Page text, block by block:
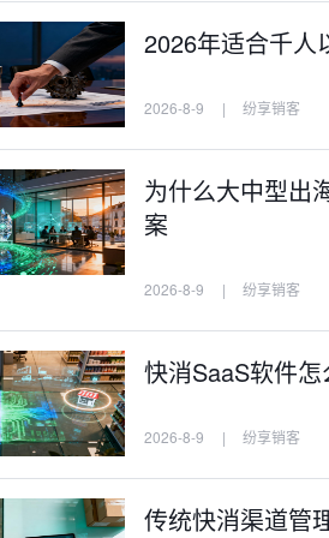
2026年适合千人
2026-8-9 | 纷享销客
为什么大中型出
案
2026-8-9 | 纷享销客
快消SaaS软件
2026-8-9 | 纷享销客
传统快消渠道管